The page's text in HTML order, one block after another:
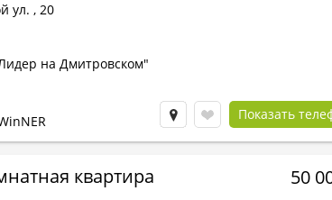
ул. , 20
на Дмитровском"
Показать
квартира 50